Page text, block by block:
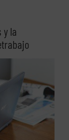
y la